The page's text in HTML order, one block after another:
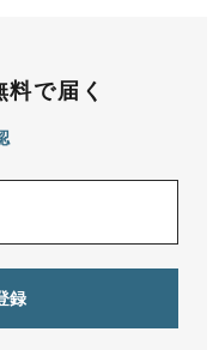
で届く